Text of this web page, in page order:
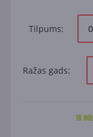
Tilpums:
Ražas gads:
IR